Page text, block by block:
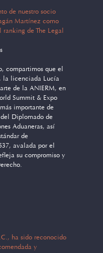
de nuestro socio
Martínez como
de The Legal
compartimos que el
la licenciada Lucía
de la ANIERM, en
Summit & Expo
importante de
Diplomado de
Aduaneras, así
de
avalada por el
su compromiso y
ha sido reconocido
y